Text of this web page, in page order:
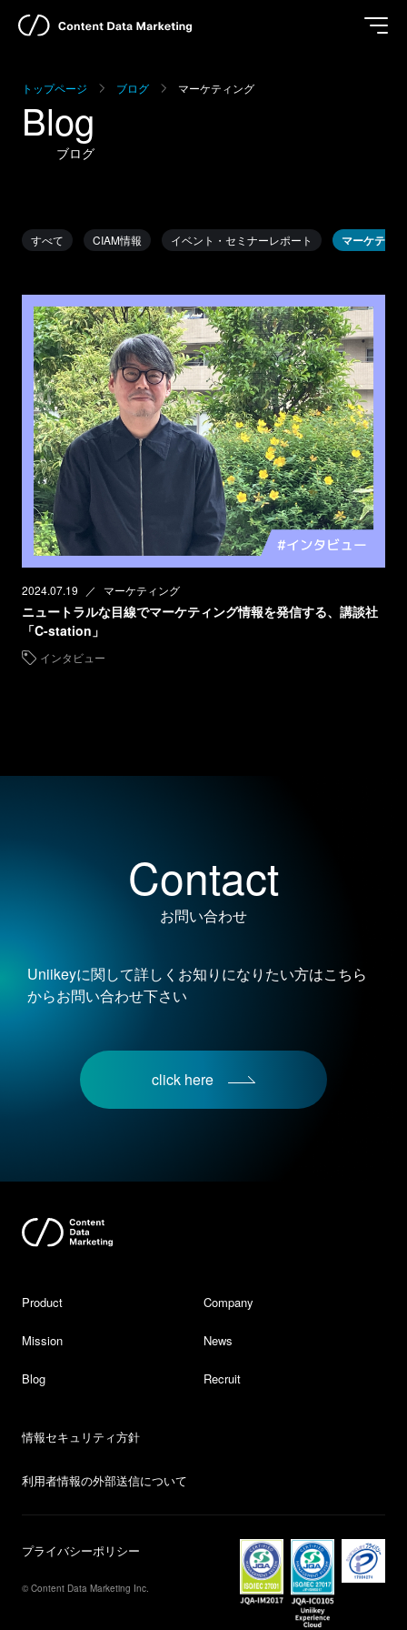
トップページ ブログ マーケティング
Blog
ブログ
すべて CIAM情報 イベント・セミナーレポート マーケティ
2024.07.19 マーケティング
ニュートラルな目線でマーケティング情報を発信する、講談社
「C-station」
インタビュー
Contact
お問い合わせ
Uniikeyに関して詳しくお知りになりたい方はこちら
からお問い合わせ下さい
click here
Product Company
Mission News
Blog Recruit
情報セキュリティ方針
利用者情報の外部送信について
プライバシーポリシー
© Content Data Marketing Inc.